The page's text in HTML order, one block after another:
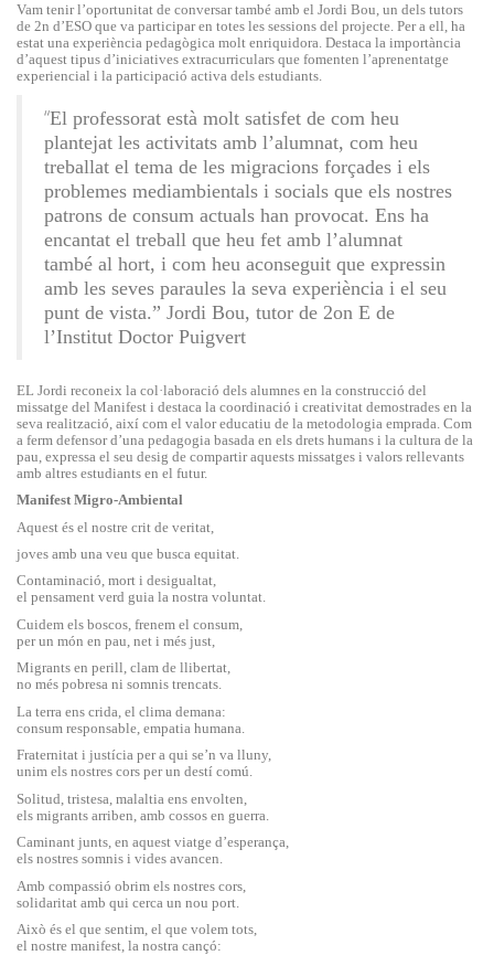
Vam tenir l’oportunitat de conversar també amb el Jordi Bou, un dels tutors
de 2n d’ESO que va participar en totes les sessions del projecte. Per a ell, ha
estat una experiència pedagògica molt enriquidora. Destaca la importància
d’aquest tipus d’iniciatives extracurriculars que fomenten l’aprenentatge
experiencial i la participació activa dels estudiants.
“El professorat està molt satisfet de com heu
plantejat les activitats amb l’alumnat, com heu
treballat el tema de les migracions forçades i els
problemes mediambientals i socials que els nostres
patrons de consum actuals han provocat. Ens ha
encantat el treball que heu fet amb l’alumnat
també al hort, i com heu aconseguit que expressin
amb les seves paraules la seva experiència i el seu
punt de vista.” Jordi Bou, tutor de 2on E de
l’Institut Doctor Puigvert
EL Jordi reconeix la col·laboració dels alumnes en la construcció del
missatge del Manifest i destaca la coordinació i creativitat demostrades en la
seva realització, així com el valor educatiu de la metodologia emprada. Com
a ferm defensor d’una pedagogia basada en els drets humans i la cultura de la
pau, expressa el seu desig de compartir aquests missatges i valors rellevants
amb altres estudiants en el futur.
Manifest Migro-Ambiental
Aquest és el nostre crit de veritat,
joves amb una veu que busca equitat.
Contaminació, mort i desigualtat,
el pensament verd guia la nostra voluntat.
Cuidem els boscos, frenem el consum,
per un món en pau, net i més just,
Migrants en perill, clam de llibertat,
no més pobresa ni somnis trencats.
La terra ens crida, el clima demana:
consum responsable, empatia humana.
Fraternitat i justícia per a qui se’n va lluny,
unim els nostres cors per un destí comú.
Solitud, tristesa, malaltia ens envolten,
els migrants arriben, amb cossos en guerra.
Caminant junts, en aquest viatge d’esperança,
els nostres somnis i vides avancen.
Amb compassió obrim els nostres cors,
solidaritat amb qui cerca un nou port.
Això és el que sentim, el que volem tots,
el nostre manifest, la nostra cançó: